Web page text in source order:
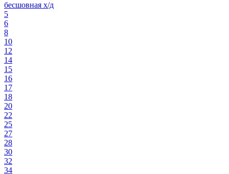
бесшовная х/д
5
6
8
10
12
14
15
16
17
18
20
22
25
27
28
30
32
34